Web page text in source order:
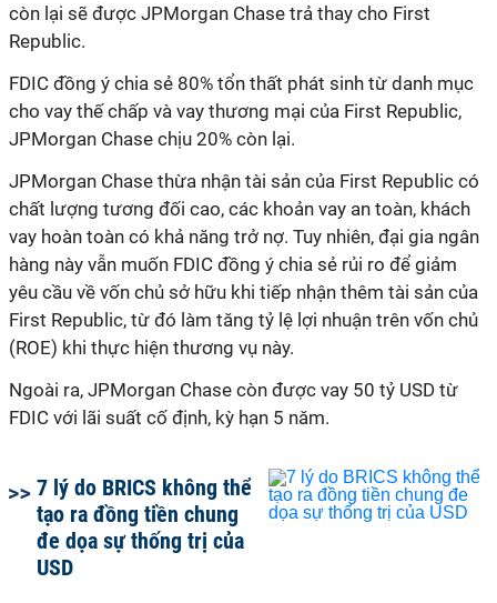
còn lại sẽ được JPMorgan Chase trả thay cho First
Republic.
FDIC đồng ý chia sẻ 80% tổn thất phát sinh từ danh mục
cho vay thế chấp và vay thương mại của First Republic,
JPMorgan Chase chịu 20% còn lại.
JPMorgan Chase thừa nhận tài sản của First Republic có
chất lượng tương đối cao, các khoản vay an toàn, khách
vay hoàn toàn có khả năng trở nợ. Tuy nhiên, đại gia ngân
hàng này vẫn muốn FDIC đồng ý chia sẻ rủi ro để giảm
yêu cầu về vốn chủ sở hữu khi tiếp nhận thêm tài sản của
First Republic, từ đó làm tăng tỷ lệ lợi nhuận trên vốn chủ
(ROE) khi thực hiện thương vụ này.
Ngoài ra, JPMorgan Chase còn được vay 50 tỷ USD từ
FDIC với lãi suất cố định, kỳ hạn 5 năm.
7 lý do BRICS không thể
tạo ra đồng tiền chung
đe dọa sự thống trị của
USD